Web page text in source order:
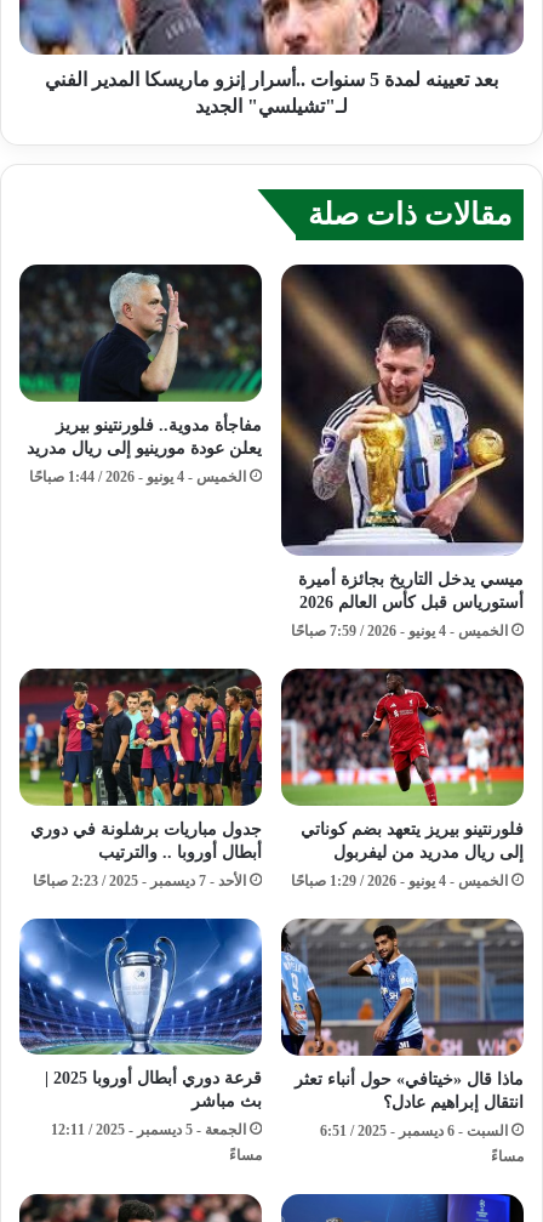
بعد تعيينه لمدة 5 سنوات ..أسرار إنزو ماريسكا المدير الفني
لـ"تشيلسي" الجديد
مقالات ذات صلة
ميسي يدخل التاريخ بجائزة أميرة
أستورياس قبل كأس العالم 2026
الخميس - 4 يونيو - 2026 / 7:59 صباحًا
مفاجأة مدوية.. فلورنتينو بيريز
يعلن عودة مورينيو إلى ريال مدريد
الخميس - 4 يونيو - 2026 / 1:44 صباحًا
فلورنتينو بيريز يتعهد بضم كوناتي
إلى ريال مدريد من ليفربول
الخميس - 4 يونيو - 2026 / 1:29 صباحًا
جدول مباريات برشلونة في دوري
أبطال أوروبا .. والترتيب
الأحد - 7 ديسمبر - 2025 / 2:23 صباحًا
ماذا قال «خيتافي» حول أنباء تعثر
انتقال إبراهيم عادل؟
السبت - 6 ديسمبر - 2025 / 6:51
مساءً
بث مباشر
الجمعة - 5 ديسمبر - 2025 / 12:11
مساءً